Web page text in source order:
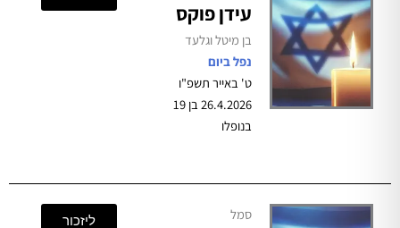
עידן פוקס
בן מיטל וגלעד
נפל ביום
ט' באייר תשפ"ו
26.4.2026 בן 19
סמל